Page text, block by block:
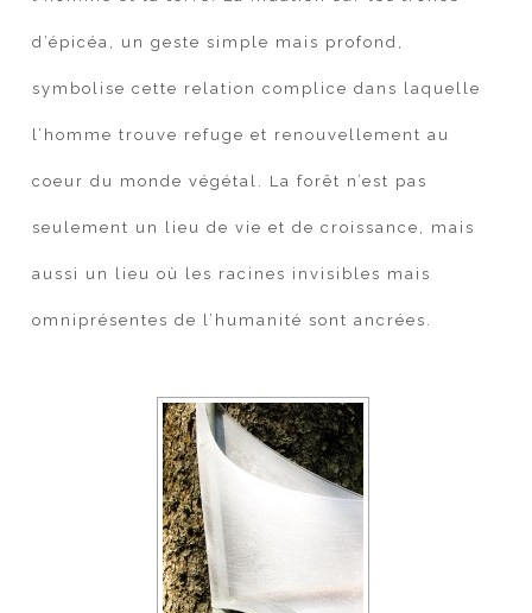
d’épicéa, un geste simple mais profond,
symbolise cette relation complice dans laquelle
l’homme trouve refuge et renouvellement au
coeur du monde végétal. La forêt n’est pas
seulement un lieu de vie et de croissance, mais
aussi un lieu où les racines invisibles mais
omniprésentes de l’humanité sont ancrées.